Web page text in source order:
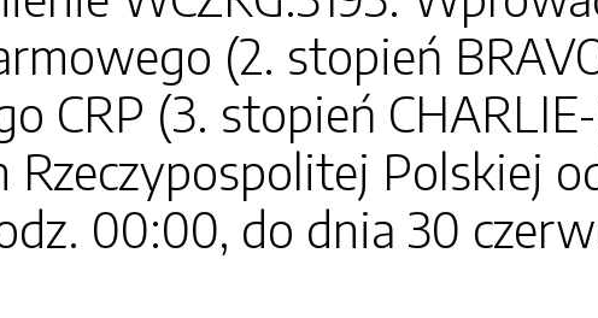
(2. stopień
CRP (3. stopień CHARLIE-
Polskiej
00:00, do dnia 30